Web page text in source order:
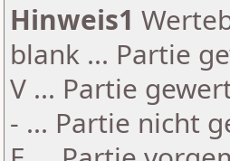
Hinweis1
blank ... Partie
V ... Partie
- ... Partie nicht